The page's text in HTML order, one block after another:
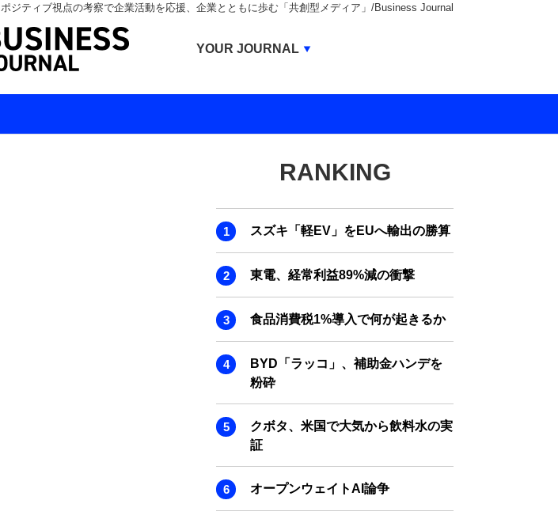
ポジティブ視点の考察で企業活動を応援、企業とともに歩む「共創型メディア」/Business Journal
RANKING
スズキ「軽EV」をEUへ輸出の勝算
東電、経常利益89%減の衝撃
食品消費税1%導入で何が起きるか
BYD「ラッコ」、補助金ハンデを
粉砕
クボタ、米国で大気から飲料水の実
証
オープンウェイトAI論争
YOUR JOURNAL
BUSINESS JOURNAL
IVS JOURNAL
ENERGY MANAGEMENT JOURNAL
INBOUND JOURNAL
LIFE ENDING JOURNAL
AI JOURNAL
REAL ESTATE BROKERAGE JOURNAL
SMART MARKETING JOURNAL
BPaaS JOURNAL
ADOPTABLE DOG JOURNAL